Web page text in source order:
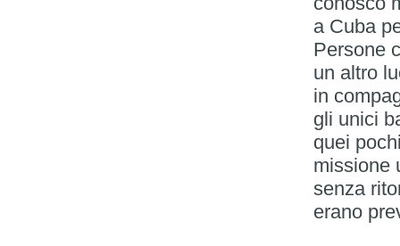
a Cuba
Persone
un altro
in
gli unici
quei
missione
senza
erano